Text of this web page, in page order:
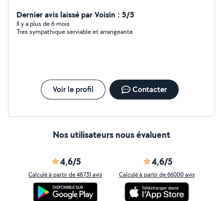
Dernier avis laissé par Voisin : 5/5
Il y a plus de 6 mois
Tres sympathique serviable et arrangeante
Voir le profil Contacter
Nos utilisateurs nous évaluent
4,6/5
Calculé à partir de 48731 avis
4,6/5
Calculé à partir de 66000 avis